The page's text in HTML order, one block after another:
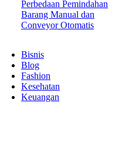
Perbedaan Pemindahan
Barang Manual dan
Conveyor Otomatis
Bisnis
Blog
Fashion
Kesehatan
Keuangan